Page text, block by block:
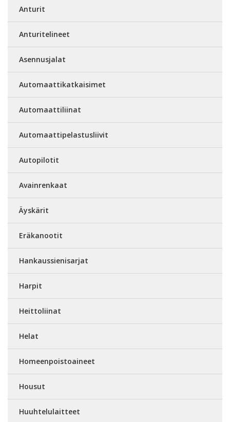
Anturit
Anturitelineet
Asennusjalat
Automaattikatkaisimet
Automaattiliinat
Automaattipelastusliivit
Autopilotit
Avainrenkaat
Äyskärit
Eräkanootit
Hankaussienisarjat
Harpit
Heittoliinat
Helat
Homeenpoistoaineet
Housut
Huuhtelulaitteet